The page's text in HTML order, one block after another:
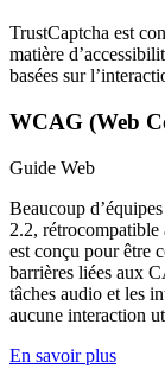
TrustCaptcha est
matière
basées sur
WCAG (Web
Guide Web
Beaucoup
2.2,
est conçu pour être
barrières liées aux
tâches audio et les
aucune interaction
En savoir plus